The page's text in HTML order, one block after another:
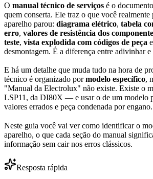
O manual técnico de serviços é o
quem conserta. Ele traz o que você realmente
aparelho parou: diagrama elétrico, tabela
erro, valores de resistência dos
teste, vista explodida com códigos de peça
desmontagem. É a diferença entre adivinhar e
E há um detalhe que muda tudo na hora de
técnico é organizado pormodelo específico,
"Manual da Electrolux" não existe. Existe o
LSP11, da DI80X — e usar o de um modelo
valores errados e peça condenada por engano.
Neste guia você vai ver como identificar o
aparelho, o que cada seção do manual
informação sem cair nos erros clássicos.
Resposta rápida